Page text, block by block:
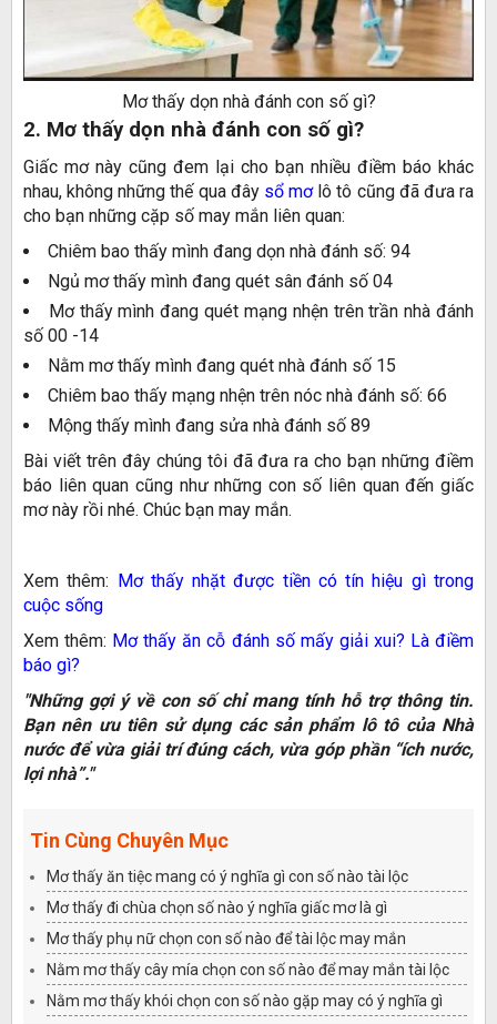
Mơ thấy dọn nhà đánh con số gì?
2. Mơ thấy dọn nhà đánh con số gì?
Giấc mơ này cũng đem lại cho bạn nhiều điềm báo khác
nhau, không những thế qua đây sổ mơlô tô cũng đã đưa ra
cho bạn những cặp số may mắn liên quan:
Chiêm bao thấy mình đang dọn nhà đánh số: 94
Ngủ mơ thấy mình đang quét sân đánh số 04
Mơ thấy mình đang quét mạng nhện trên trần nhà đánh
số 00 -14
Nằm mơ thấy mình đang quét nhà đánh số 15
Chiêm bao thấy mạng nhện trên nóc nhà đánh số: 66
Mộng thấy mình đang sửa nhà đánh số 89
Bài viết trên đây chúng tôi đã đưa ra cho bạn những điềm
báo liên quan cũng như những con số liên quan đến giấc
mơ này rồi nhé. Chúc bạn may mắn.
Xem thêm: Mơ thấy nhặt được tiền có tín hiệu gì trong
cuộc sống
Xem thêm: Mơ thấy ăn cỗ đánh số mấy giải xui? Là điềm
báo gì?
"Những gợi ý về con số chỉ mang tính hỗ trợ thông tin.
Bạn nên ưu tiên sử dụng các sản phẩm lô tô của Nhà
nước để vừa giải trí đúng cách, vừa góp phần “ích nước,
lợi nhà”."
Tin Cùng Chuyên Mục
Mơ thấy ăn tiệc mang có ý nghĩa gì con số nào tài lộc
Mơ thấy đi chùa chọn số nào ý nghĩa giấc mơ là gì
Mơ thấy phụ nữ chọn con số nào để tài lộc may mắn
Nằm mơ thấy cây mía chọn con số nào để may mắn tài lộc
Nằm mơ thấy khói chọn con số nào gặp may có ý nghĩa gì